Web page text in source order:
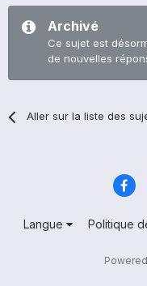
Archivé
Ce sujet est
de nouvelles
Aller sur la liste des
Langue Politique